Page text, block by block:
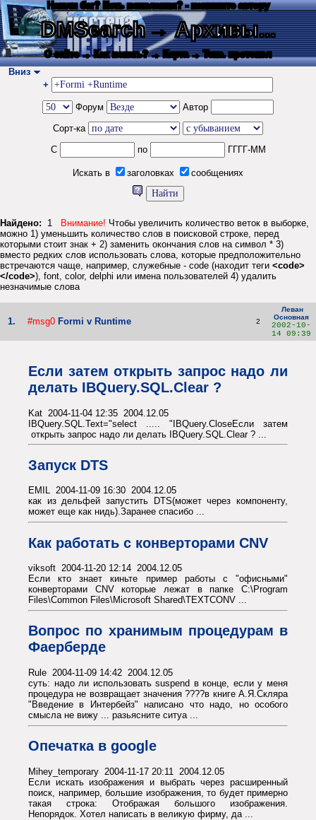
Нашли баг? Есть пожелания? - напишите автору
DMSearch→ Архивы...
О сайте → Как искать? → Карта → Текс. протокол
Вниз
+
Форум
Автор
Сорт-ка
С
по ГГГГ-ММ
Искать в заголовках сообщениях
Найдено: 1 Внимание! Чтобы увеличить количество веток в выборке,
можно 1) уменьшить количество слов в поисковой строке, перед
которыми стоит знак + 2) заменить окончания слов на символ * 3)
вместо редких слов использовать слова, которые предположительно
встречаются чаще, например, служебные - code (находит теги <code>
</code>), font, color, delphi или имена пользователей 4) удалить
незначимые слова
1. #msg0 Formi v Runtime 2
Леван
Основная
2002-10-
14 09:39
Если затем открыть запрос надо ли
делать IBQuery.SQL.Clear ?
Kat 2004-11-04 12:35 2004.12.05
IBQuery.SQL.Text="select ..... "IBQuery.CloseЕсли затем
открыть запрос надо ли делать IBQuery.SQL.Clear ? ...
Запуск DTS
EMIL 2004-11-09 16:30 2004.12.05
как из дельфей запустить DTS(может через компоненту,
может еще как нидь).Заранее спасибо ...
Как работать с конверторами CNV
viksoft 2004-11-20 12:14 2004.12.05
Если кто знает киньте пример работы с "офисными"
конверторами CNV которые лежат в папке C:\Program
Files\Common Files\Microsoft Shared\TEXTCONV ...
Вопрос по хранимым процедурам в
Фаерберде
Rule 2004-11-09 14:42 2004.12.05
суть: надо ли использовать suspend в конце, если у меня
процедура не возвращает значения ????в книге А.Я.Скляра
"Введение в Интербейз" написано что надо, но особого
смысла не вижу ... разьясните ситуа ...
Опечатка в google
Mihey_temporary 2004-11-17 20:11 2004.12.05
Если искать изображения и выбрать через расширенный
поиск, например, большие изображения, то будет примерно
такая строка: Отображая большого изображения.
Непорядок. Хотел написать в великую фирму, да ...